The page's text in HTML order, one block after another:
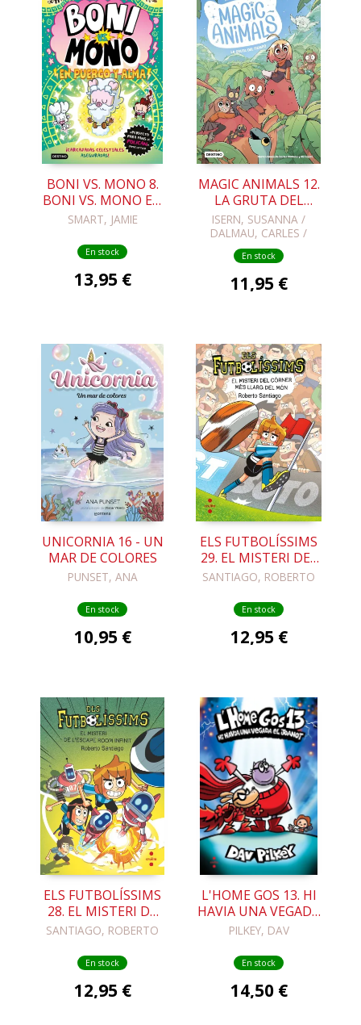
BONI VS. MONO 8.
BONI VS. MONO EN
PUERCO Y ALMA
SMART, JAMIE
En stock
13,95 €
MAGIC ANIMALS 12.
LA GRUTA DEL
TIEMPO
ISERN, SUSANNA /
DALMAU, CARLES /
LOPEZ, NIL
En stock
11,95 €
UNICORNIA 16 - UN
MAR DE COLORES
PUNSET, ANA
En stock
10,95 €
ELS FUTBOLÍSSIMS
29. EL MISTERI DEL
CÓRNER MÉS LLARG
SANTIAGO, ROBERTO
En stock
12,95 €
ELS FUTBOLÍSSIMS
28. EL MISTERI DE
L'ESCAPE ROOM
SANTIAGO, ROBERTO
En stock
12,95 €
L'HOME GOS 13. HI
HAVIA UNA VEGADA
EL JOANOT
PILKEY, DAV
En stock
14,50 €